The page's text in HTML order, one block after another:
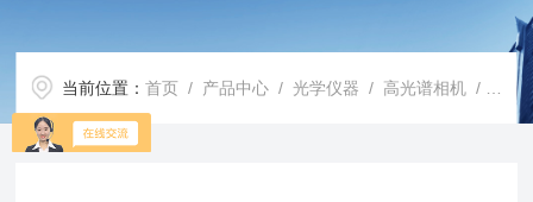
当前位置：首页 / 产品中心 /光学仪器 / 高光谱相机 / FigSpec-IQ便携式高光谱相机